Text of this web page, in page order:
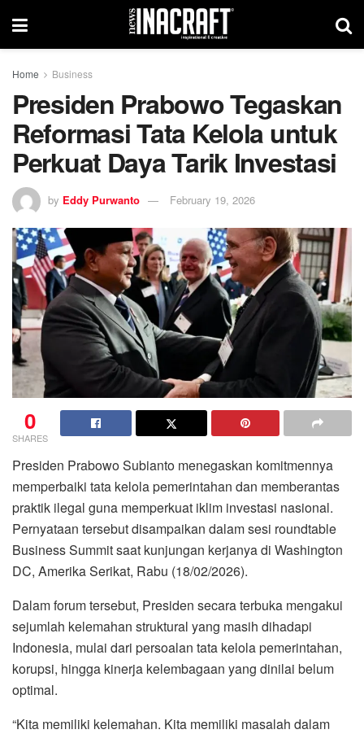
Home Business
Presiden Prabowo Tegaskan
Reformasi Tata Kelola untuk
Perkuat Daya Tarik Investasi
by Eddy Purwanto February 19, 2026
0
SHARES
Presiden Prabowo Subianto menegaskan komitmennya
memperbaiki tata kelola pemerintahan dan memberantas
praktik ilegal guna memperkuat iklim investasi nasional.
Pernyataan tersebut disampaikan dalam sesi roundtable
Business Summit saat kunjungan kerjanya di Washington
DC, Amerika Serikat, Rabu (18/02/2026).
Dalam forum tersebut, Presiden secara terbuka mengakui
sejumlah kelemahan struktural yang masih dihadapi
Indonesia, mulai dari persoalan tata kelola pemerintahan,
korupsi, hingga kinerja kelembagaan yang dinilai belum
optimal.
“Kita memiliki kelemahan. Kita memiliki masalah dalam